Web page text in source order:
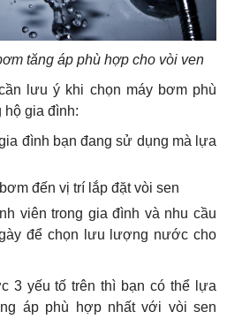
tăng áp phù hợp cho vòi ven
lưu ý khi chọn máy bơm phù
hộ gia đình:
đình bạn đang sử dụng mà lựa
đến vị trí lắp đặt vòi sen
viên trong gia đình và nhu cầu
để chọn lưu lượng nước cho
3 yếu tố trên thì bạn có thể lựa
áp phù hợp nhất với vòi sen